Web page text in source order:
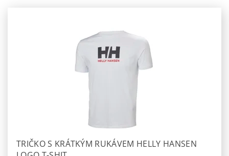
TRIČKO S KRÁTKÝM RUKÁVEM HELLY HANSEN